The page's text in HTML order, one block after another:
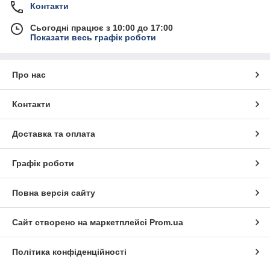
Контакти
Сьогодні працює з 10:00 до 17:00
Показати весь графік роботи
Про нас
Контакти
Доставка та оплата
Графік роботи
Повна версія сайту
Сайт створено на маркетплейсі Prom.ua
Політика конфіденційності